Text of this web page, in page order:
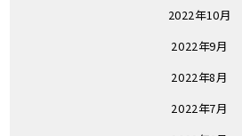
2022年10月
2022年9月
2022年8月
2022年7月